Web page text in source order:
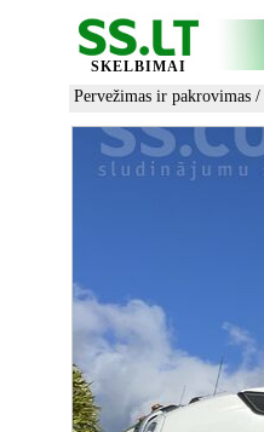
SKELBIMAI
Pervežimas ir pakrovimas /